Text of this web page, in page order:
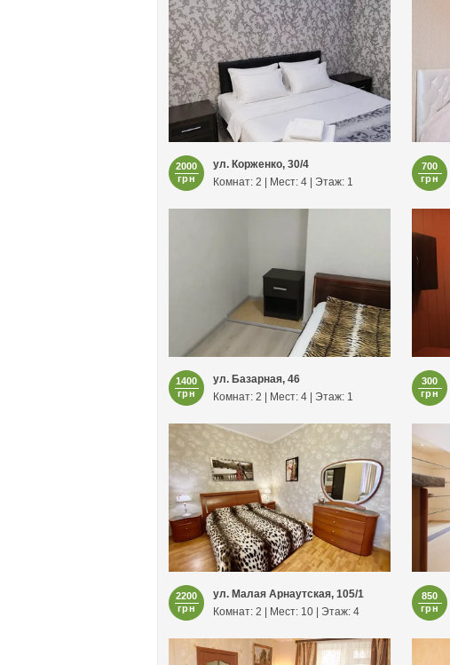
2000
грн
ул. Корженко, 30/4
Комнат: 2 | Мест: 4 | Этаж: 1
700
грн
1400
грн
ул. Базарная, 46
Комнат: 2 | Мест: 4 | Этаж: 1
300
грн
2200
грн
ул. Малая Арнаутская, 105/1
Комнат: 2 | Мест: 10 | Этаж: 4
850
грн